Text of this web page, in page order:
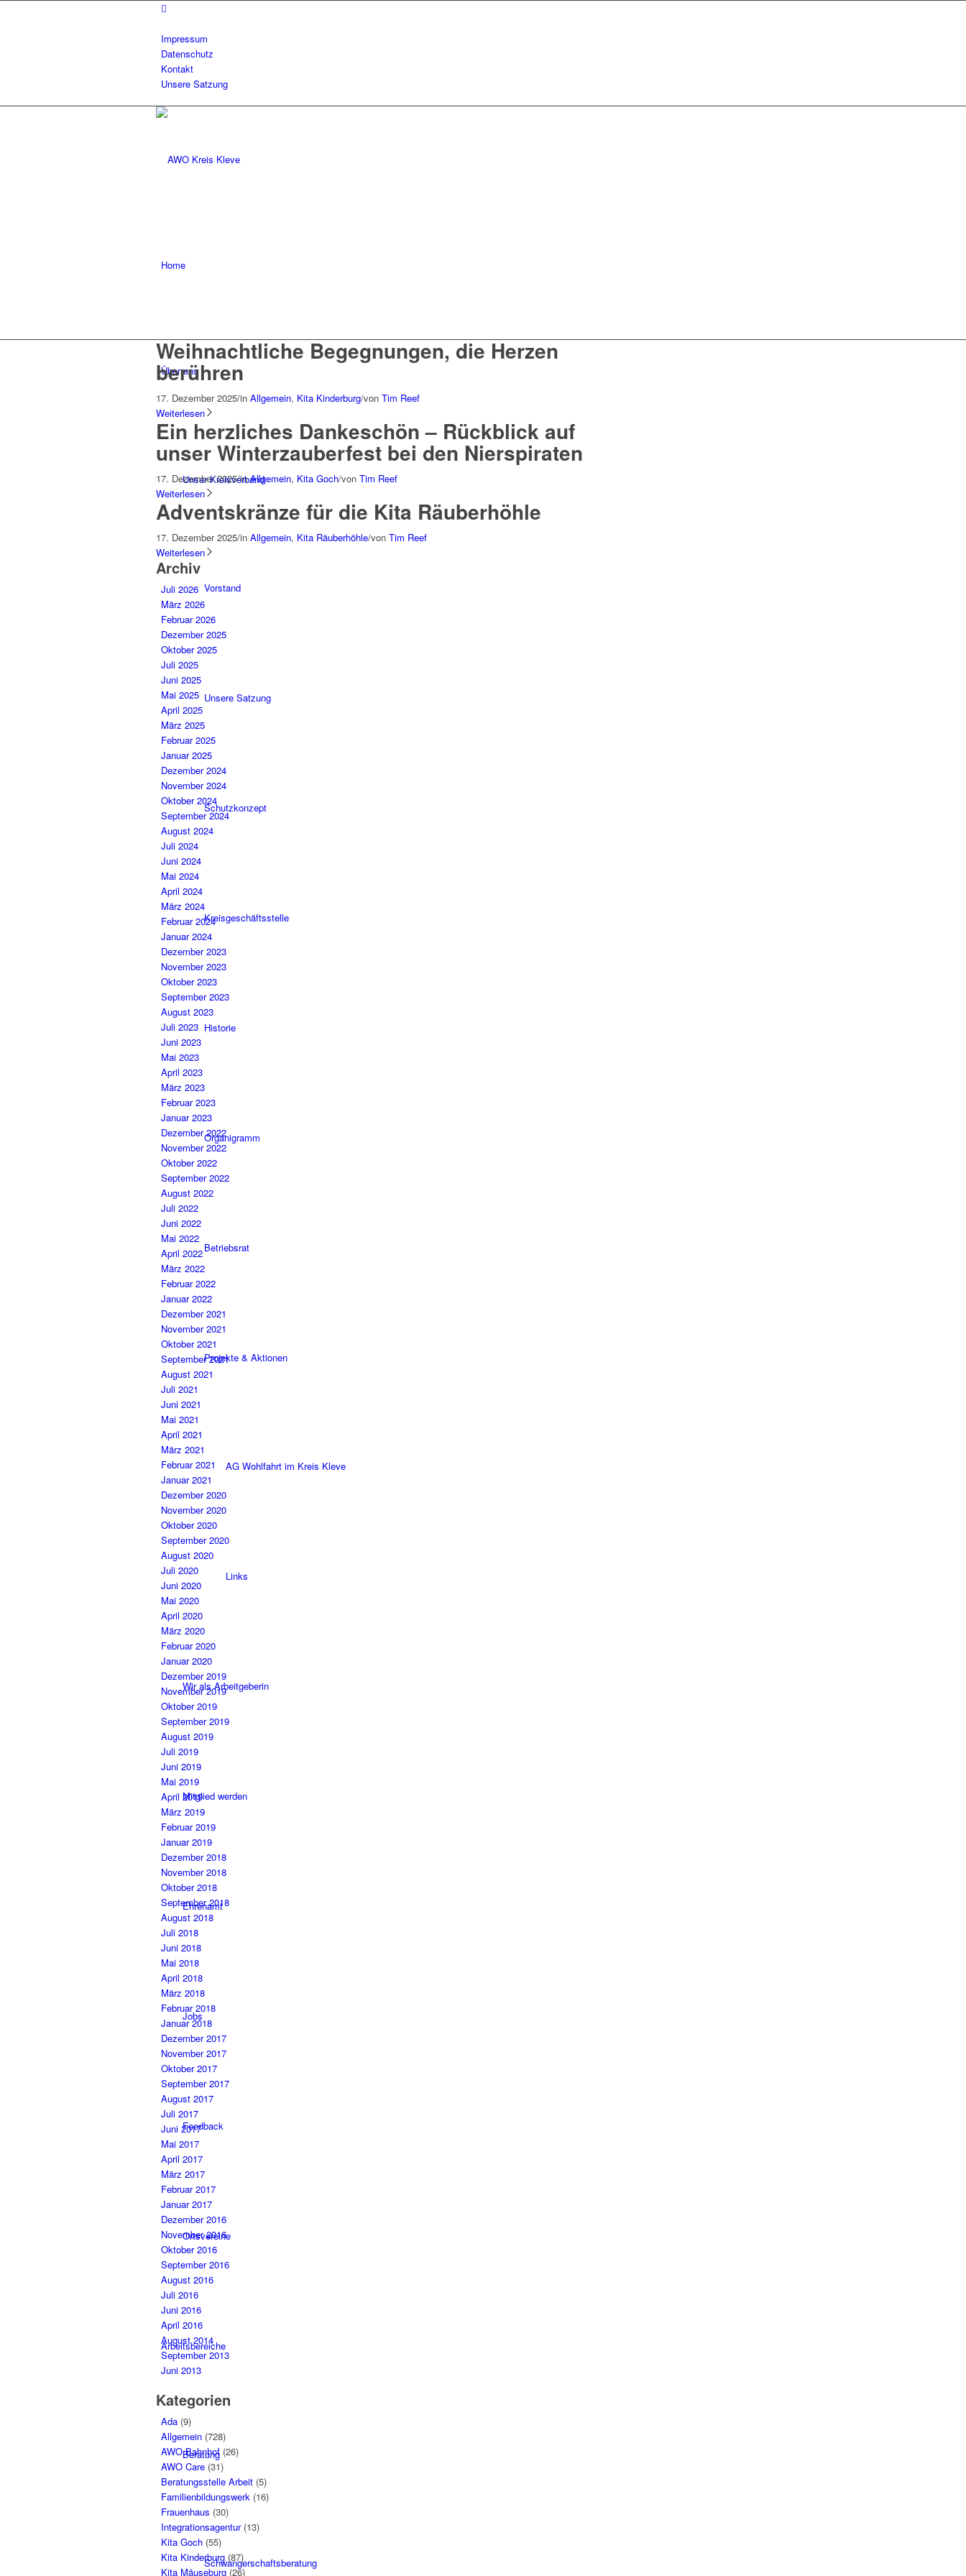
Impressum
Datenschutz
Kontakt
Unsere Satzung
Home
Über uns
Unser Kreisverband
Vorstand
Unsere Satzung
Schutzkonzept
Kreisgeschäftsstelle
Historie
Organigramm
Betriebsrat
Projekte & Aktionen
AG Wohlfahrt im Kreis Kleve
Links
Wir als Arbeitgeberin
Mitglied werden
Ehrenamt
Jobs
Feedback
Ortsvereine
Arbeitsbereiche
Beratung
Schwangerschaftsberatung
Weihnachtliche Begegnungen, die Herzen
berühren
17. Dezember 2025/in Allgemein, Kita Kinderburg/von Tim Reef
Weiterlesen
Ein herzliches Dankeschön – Rückblick auf
unser Winterzauberfest bei den Nierspiraten
17. Dezember 2025/inAllgemein, Kita Goch/von Tim Reef
Weiterlesen
Adventskränze für die Kita Räuberhöhle
17. Dezember 2025/in Allgemein, Kita Räuberhöhle/von Tim Reef
Weiterlesen
Archiv
Juli 2026
März 2026
Februar 2026
Dezember 2025
Oktober 2025
Juli 2025
Juni 2025
Mai 2025
April 2025
März 2025
Februar 2025
Januar 2025
Dezember 2024
November 2024
Oktober 2024
September 2024
August 2024
Juli 2024
Juni 2024
Mai 2024
April 2024
März 2024
Februar 2024
Januar 2024
Dezember 2023
November 2023
Oktober 2023
September 2023
August 2023
Juli 2023
Juni 2023
Mai 2023
April 2023
März 2023
Februar 2023
Januar 2023
Dezember 2022
November 2022
Oktober 2022
September 2022
August 2022
Juli 2022
Juni 2022
Mai 2022
April 2022
März 2022
Februar 2022
Januar 2022
Dezember 2021
November 2021
Oktober 2021
September 2021
August 2021
Juli 2021
Juni 2021
Mai 2021
April 2021
März 2021
Februar 2021
Januar 2021
Dezember 2020
November 2020
Oktober 2020
September 2020
August 2020
Juli 2020
Juni 2020
Mai 2020
April 2020
März 2020
Februar 2020
Januar 2020
Dezember 2019
November 2019
Oktober 2019
September 2019
August 2019
Juli 2019
Juni 2019
Mai 2019
April 2019
März 2019
Februar 2019
Januar 2019
Dezember 2018
November 2018
Oktober 2018
September 2018
August 2018
Juli 2018
Juni 2018
Mai 2018
April 2018
März 2018
Februar 2018
Januar 2018
Dezember 2017
November 2017
Oktober 2017
September 2017
August 2017
Juli 2017
Juni 2017
Mai 2017
April 2017
März 2017
Februar 2017
Januar 2017
Dezember 2016
November 2016
Oktober 2016
September 2016
August 2016
Juli 2016
Juni 2016
April 2016
August 2014
September 2013
Juni 2013
Kategorien
Ada (9)
Allgemein (728)
AWO Bahnhof (26)
AWO Care (31)
Beratungsstelle Arbeit (5)
Familienbildungswerk (16)
Frauenhaus (30)
Integrationsagentur(13)
Kita Goch (55)
Kita Kinderburg (87)
Kita Mäuseburg (26)